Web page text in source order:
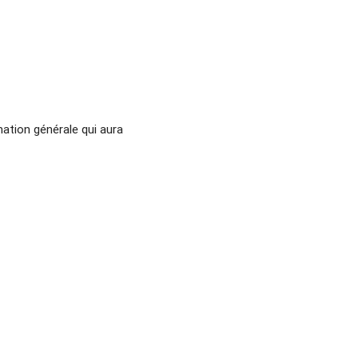
générale qui aura